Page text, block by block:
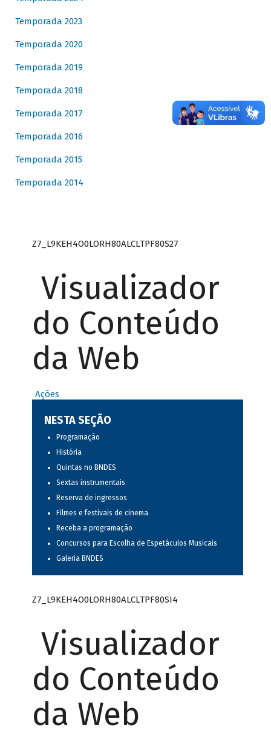
Temporada 2023
Temporada 2020
Temporada 2019
Temporada 2018
Temporada 2017
Temporada 2016
Temporada 2015
Temporada 2014
Z7_L9KEH4O0LORH80ALCLTPF80S27
Visualizador
do Conteúdo
da Web
Ações
NESTA SEÇÃO
Programação
História
Quintas no BNDES
Sextas instrumentais
Reserva de ingressos
Filmes e festivais de cinema
Receba a programação
Concursos para Escolha de Espetáculos Musicais
Galeria BNDES
Z7_L9KEH4O0LORH80ALCLTPF80SI4
Visualizador
do Conteúdo
da Web